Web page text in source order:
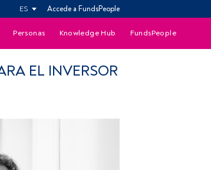
ES Accede a FundsPeople
Personas Knowledge Hub FundsPeople
EL INVERSOR